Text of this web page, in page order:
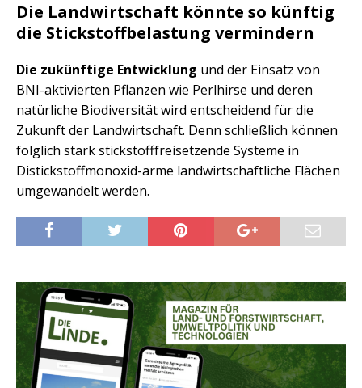
Die Landwirtschaft könnte so künftig
die Stickstoffbelastung vermindern
Die zukünftige Entwicklung und der Einsatz von
BNI-aktivierten Pflanzen wie Perlhirse und deren
natürliche Biodiversität wird entscheidend für die
Zukunft der Landwirtschaft. Denn schließlich können
folglich stark stickstofffreisetzende Systeme in
Distickstoffmonoxid-arme landwirtschaftliche Flächen
umgewandelt werden.